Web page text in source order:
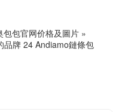
包包官网价格及圖片 »
品牌 24 Andiamo鏈條包